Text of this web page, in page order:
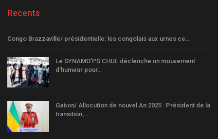
Recents
Congo Brazzaville/ présidentielle: les congolais aux urnes ce…
Le SYNAMO’PS CHUL déclenche un mouvement
d’humeur pour…
Gabon/ Allocution de nouvel An 2025 : Président de la
transition,…